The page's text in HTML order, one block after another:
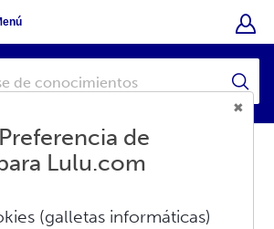
de
Lulu.com
(galletas informáticas)